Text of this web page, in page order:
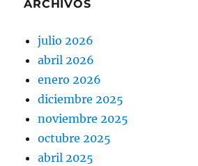
ARCHIVOS
julio 2026
abril 2026
enero 2026
diciembre 2025
noviembre 2025
octubre 2025
abril 2025